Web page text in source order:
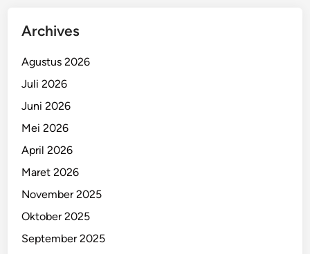
Archives
Agustus 2026
Juli 2026
Juni 2026
Mei 2026
April 2026
Maret 2026
November 2025
Oktober 2025
September 2025